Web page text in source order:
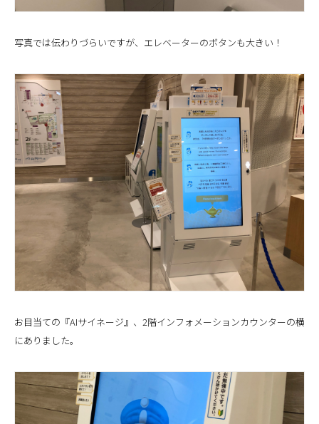
写真では伝わりづらいですが、エレベーターのボタンも大きい！
お目当ての『AIサイネージ』、2階インフォメーションカウンターの横
にありました。